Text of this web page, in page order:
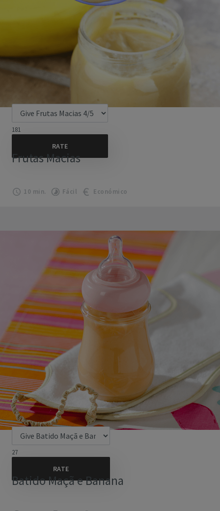
181
Frutas Macias
10 min. Fácil Económico
27
Batido Maçã e Banana